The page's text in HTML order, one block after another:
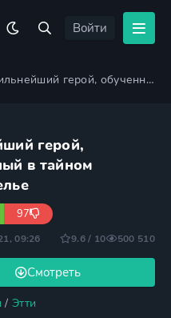
Войти
герой, обученный в тайном подземелье
герой,
в тайном
97
/Этти
Смотреть
09:26 9.6 / 10
500 510